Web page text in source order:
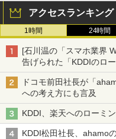
アクセスランキング
1時間 24時間
[石川温の「スマホ業界
告げられた「KDDIのロ
穴と楽天モバイルの課題
ドコモ前田社長が「
への考え方にも言及
KDDI、楽天へのローミ
KDDI松田社長、ahamo